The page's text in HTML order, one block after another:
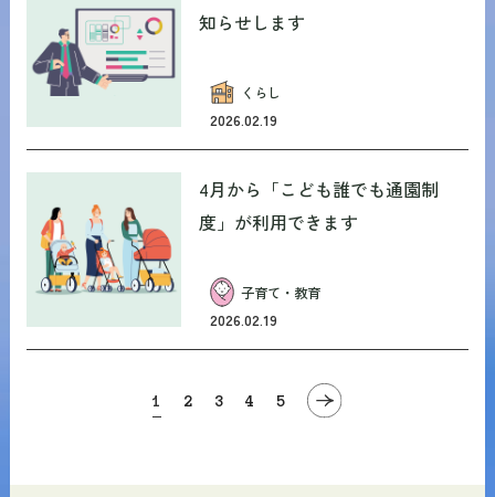
知らせします
くらし
2026.02.19
4月から「こども誰でも通園制
度」が利用できます
子育て・教育
2026.02.19
1 2 3 4 5